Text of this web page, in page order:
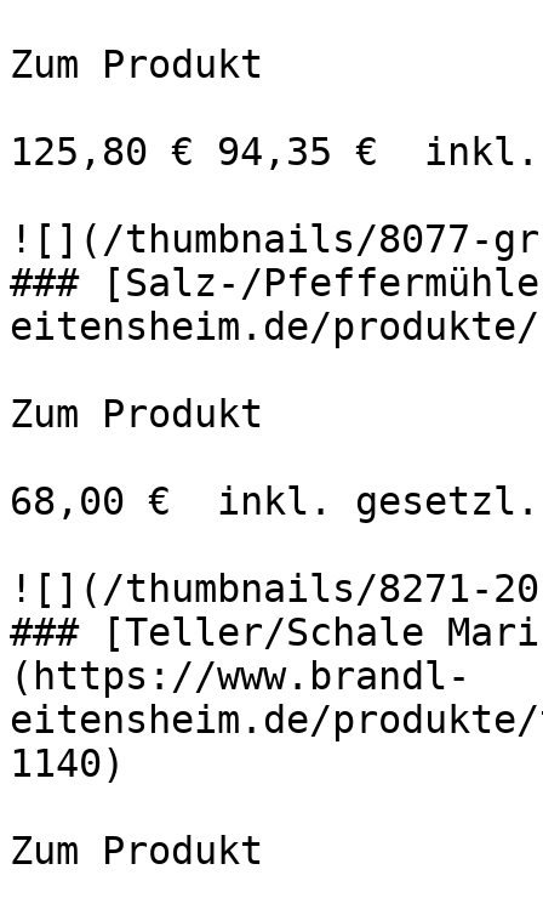
Zum Produkt
125,80 € 94,35 €
![](/thumbnails/8077-
### [Salz-/
eitensheim.de/
Zum Produkt
68,00 €  inkl.
![](/thumbnails/8271-
### [Teller/Schale
(https://www.brandl-
eitensheim.de/
1140)
Zum Produkt